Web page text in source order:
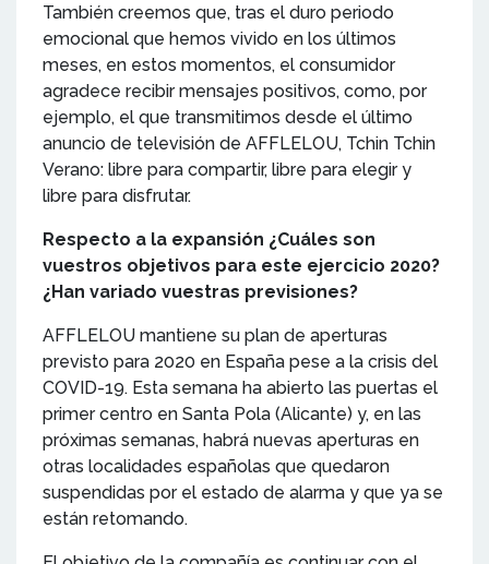
También creemos que, tras el duro periodo
emocional que hemos vivido en los últimos
meses, en estos momentos, el consumidor
agradece recibir mensajes positivos, como, por
ejemplo, el que transmitimos desde el último
anuncio de televisión de AFFLELOU, Tchin Tchin
Verano: libre para compartir, libre para elegir y
libre para disfrutar.
Respecto a la expansión ¿Cuáles son
vuestros objetivos para este ejercicio 2020?
¿Han variado vuestras previsiones?
AFFLELOU mantiene su plan de aperturas
previsto para 2020 en España pese a la crisis del
COVID-19. Esta semana ha abierto las puertas el
primer centro en Santa Pola (Alicante) y, en las
próximas semanas, habrá nuevas aperturas en
otras localidades españolas que quedaron
suspendidas por el estado de alarma y que ya se
están retomando.